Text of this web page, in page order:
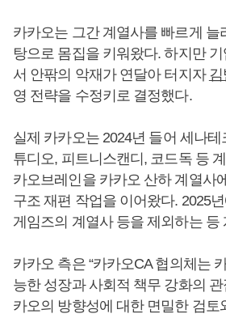
카카오는 그간 계열사를 빠르게 늘
탕으로 몸집을 키워왔다. 하지만
서 안팎의 악재가 연달아 터지자
영 전략을 수정키로 결정했다.
실제 카카오는 2024년 들어 세나
튜디오, 피트니스캔디, 코드독 등
카오브레인을 카카오 산하 계열사
구조 재편 작업을 이어왔다. 2025
게임즈의 계열사 등을 제외하는 등
카카오 측은 “카카오CA 협의체는
능한 성장과 사회적 책무 강화의
카오의 방향성에 대한 면밀한 검토